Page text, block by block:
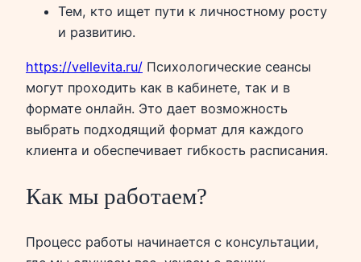
Тем, кто ищет пути к личностному росту
и развитию.
https://vellevita.ru/ Психологические сеансы
могут проходить как в кабинете, так и в
формате онлайн. Это дает возможность
выбрать подходящий формат для каждого
клиента и обеспечивает гибкость расписания.
Как мы работаем?
Процесс работы начинается с консультации,